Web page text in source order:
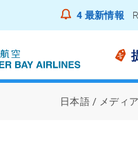
4 最新情報
日本語 メディ